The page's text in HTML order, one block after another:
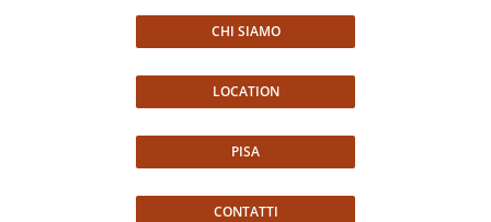
CHI SIAMO
LOCATION
PISA
CONTATTI